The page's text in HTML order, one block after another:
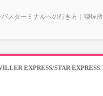
スターミナルへの行き方｜喫煙
EXPRESS/STAR EXPRESS